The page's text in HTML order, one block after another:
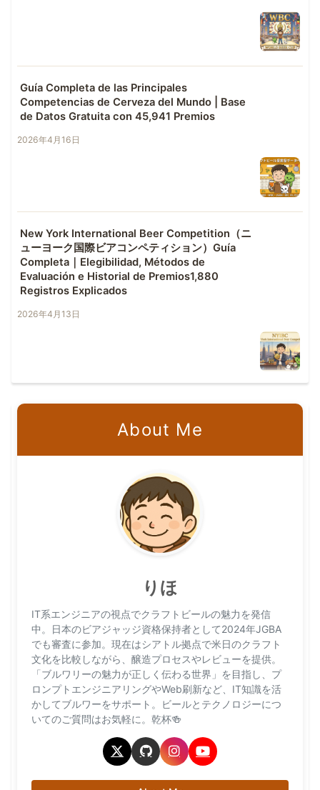
Guía Completa de las Principales
Competencias de Cerveza del Mundo | Base
de Datos Gratuita con 45,941 Premios
2026年4月16日
New York International Beer Competition（ニ
ューヨーク国際ビアコンペティション）Guía
Completa｜Elegibilidad, Métodos de
Evaluación e Historial de Premios1,880
Registros Explicados
2026年4月13日
About Me
りほ
IT系エンジニアの視点でクラフトビールの魅力を発信
中。日本のビアジャッジ資格保持者として2024年JGBA
でも審査に参加。現在はシアトル拠点で米日のクラフト
文化を比較しながら、醸造プロセスやレビューを提供。
「ブルワリーの魅力が正しく伝わる世界」を目指し、プ
ロンプトエンジニアリングやWeb刷新など、IT知識を活
かしてブルワーをサポート。ビールとテクノロジーにつ
いてのご質問はお気軽に。乾杯🍻